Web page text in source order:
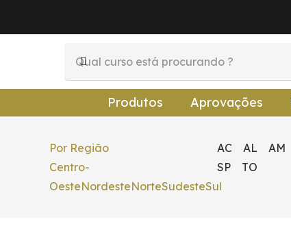
Produtos Aprovações
Por Região
Centro-
OesteNordesteNorteSudesteSul
AC AL AM
SP
TO